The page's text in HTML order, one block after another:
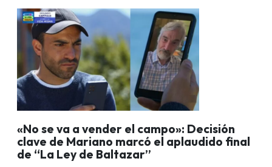
«No se va a vender el campo»: Decisión
clave de Mariano marcó el aplaudido final
de “La Ley de Baltazar”